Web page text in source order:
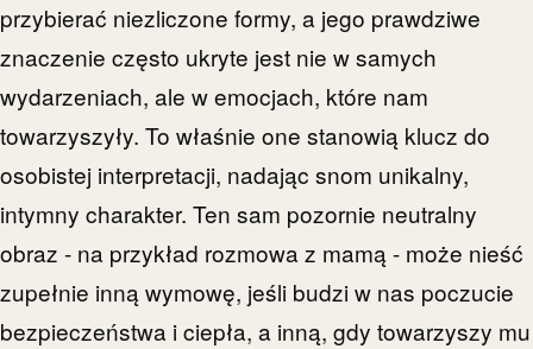
przybierać niezliczone formy, a jego prawdziwe
znaczenie często ukryte jest nie w samych
wydarzeniach, ale w emocjach, które nam
towarzyszyły. To właśnie one stanowią klucz do
osobistej interpretacji, nadając snom unikalny,
intymny charakter. Ten sam pozornie neutralny
obraz - na przykład rozmowa z mamą - może nieść
zupełnie inną wymowę, jeśli budzi w nas poczucie
bezpieczeństwa i ciepła, a inną, gdy towarzyszy mu